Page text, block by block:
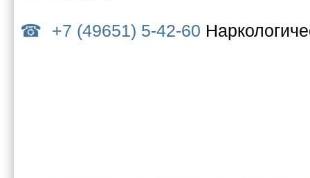
+7 (49651) 5-42-60